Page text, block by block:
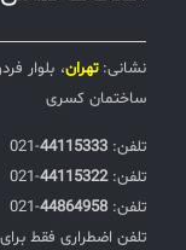
نشانی:تهران، بلوار
ساختمان کسری
تلفن:‌ 44115333
-021
تلفن:‌44115322
-021
تلفن:‌ 44864958
-021
تلفن اضطراری فقط